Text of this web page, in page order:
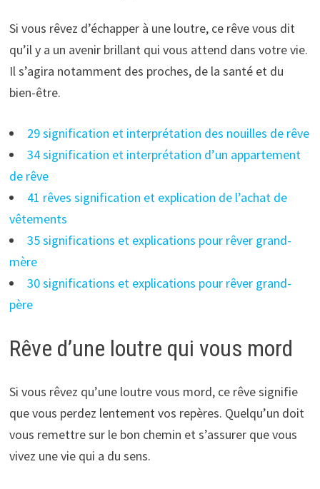
Si vous rêvez d’échapper à une loutre, ce rêve vous dit
qu’il y a un avenir brillant qui vous attend dans votre vie.
Il s’agira notamment des proches, de la santé et du
bien-être.
29 signification et interprétation des nouilles de rêve
34 signification et interprétation d’un appartement
de rêve
41 rêves signification et explication de l’achat de
vêtements
35 significations et explications pour rêver grand-
mère
30 significations et explications pour rêver grand-
père
Rêve d’une loutre qui vous mord
Si vous rêvez qu’une loutre vous mord, ce rêve signifie
que vous perdez lentement vos repères. Quelqu’un doit
vous remettre sur le bon chemin et s’assurer que vous
vivez une vie qui a du sens.